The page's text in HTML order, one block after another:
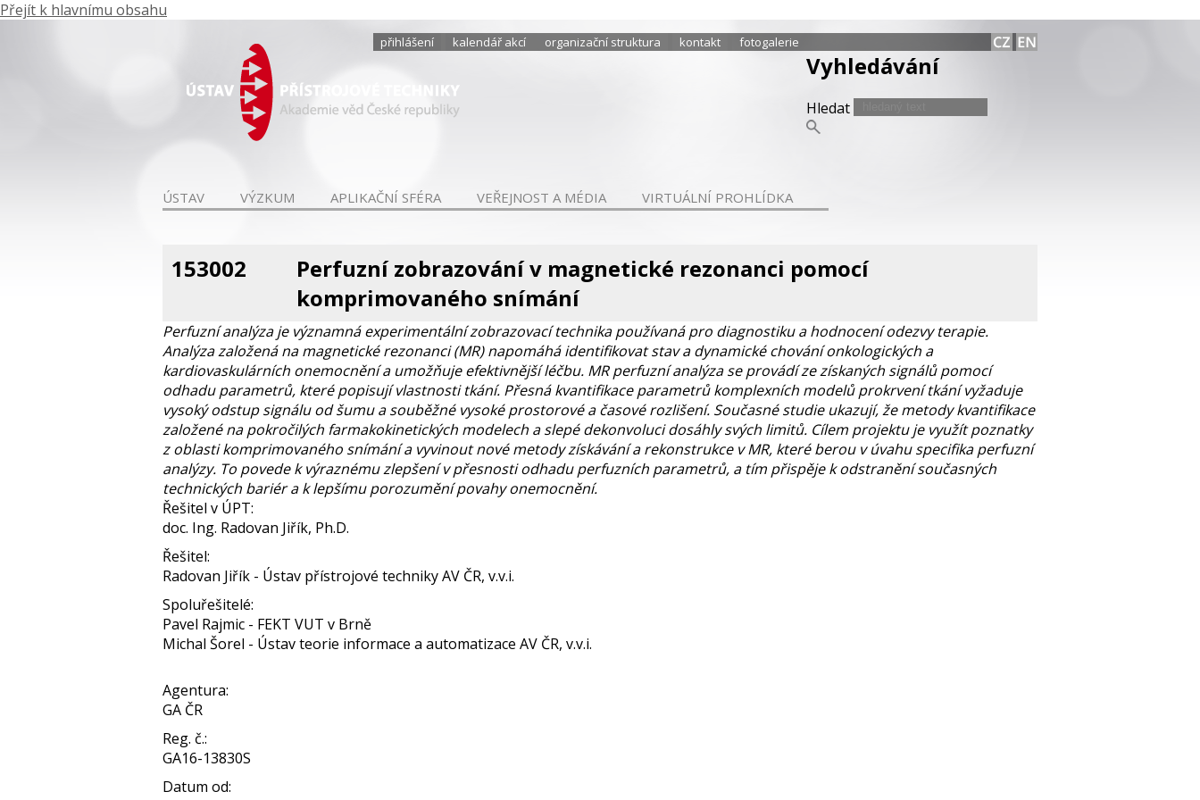
Přejít k hlavnímu obsahu
přihlášení kalendář akcí organizační struktura kontakt fotogalerie
Vyhledávání
Hledat
ÚSTAV VÝZKUM APLIKAČNÍ SFÉRA VEŘEJNOST A MÉDIA VIRTUÁLNÍ PROHLÍDKA
153002
Perfuzní zobrazování v magnetické rezonanci pomocí
komprimovaného snímání
Perfuzní analýza je významná experimentální zobrazovací technika používaná pro diagnostiku a hodnocení odezvy terapie.
Analýza založená na magnetické rezonanci (MR) napomáhá identifikovat stav a dynamické chování onkologických a
kardiovaskulárních onemocnění a umožňuje efektivnější léčbu. MR perfuzní analýza se provádí ze získaných signálů pomocí
odhadu parametrů, které popisují vlastnosti tkání. Přesná kvantifikace parametrů komplexních modelů prokrvení tkání vyžaduje
vysoký odstup signálu od šumu a souběžné vysoké prostorové a časové rozlišení. Současné studie ukazují, že metody kvantifikace
založené na pokročilých farmakokinetických modelech a slepé dekonvoluci dosáhly svých limitů. Cílem projektu je využít poznatky
z oblasti komprimovaného snímání a vyvinout nové metody získávání a rekonstrukce v MR, které berou v úvahu specifika perfuzní
analýzy. To povede k výraznému zlepšení v přesnosti odhadu perfuzních parametrů, a tím přispěje k odstranění současných
technických bariér a k lepšímu porozumění povahy onemocnění.
Řešitel v ÚPT:
doc. Ing. Radovan Jiřík, Ph.D.
Řešitel:
Radovan Jiřík - Ústav přístrojové techniky AV ČR, v.v.i.
Spoluřešitelé:
Pavel Rajmic - FEKT VUT v Brně
Michal Šorel - Ústav teorie informace a automatizace AV ČR, v.v.i.
Agentura:
GA ČR
Reg. č.:
GA16-13830S
Datum od: